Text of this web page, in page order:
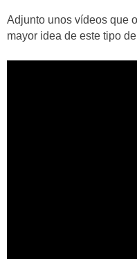
Adjunto unos vídeos que
mayor idea de este tipo